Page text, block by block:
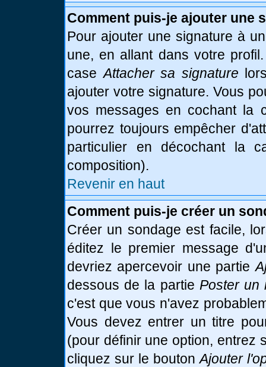
Comment puis-je ajouter une
Pour ajouter une signature à
une, en allant dans votre
caseAttacher sa signature
ajouter votre signature. Vous
vos messages en cochant la
pourrez toujours empêcher
particulier en décochant la
composition).
Revenir en haut
Comment puis-je créer un
Créer un sondage est facile,
éditez le premier message
devriez apercevoir une partie
dessous de la partie Poster un
c'est que vous n'avez
Vous devez entrer un titre
(pour définir une option, entrez
cliquez sur le boutonAjouter